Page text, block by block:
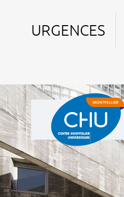
URGENCES